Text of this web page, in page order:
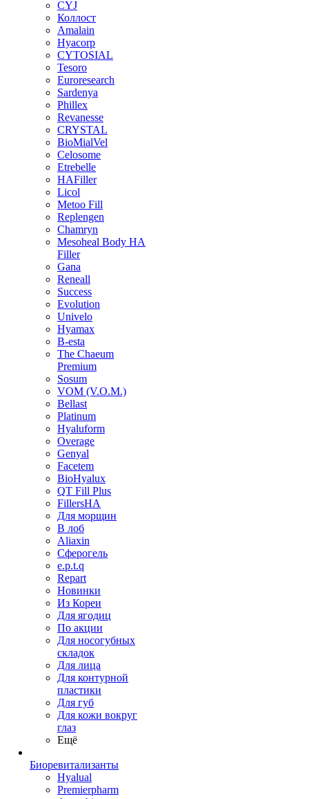
CYJ
Коллост
Amalain
Hyacorp
CYTOSIAL
Tesoro
Euroresearch
Sardenya
Phillex
Revanesse
CRYSTAL
BioMialVel
Celosome
Etrebelle
HAFiller
Licol
Metoo Fill
Replengen
Chamryn
Mesoheal Body HA
Filler
Gana
Reneall
Success
Evolution
Univelo
Hyamax
B-esta
The Chaeum
Premium
Sosum
VOM (V.O.M.)
Bellast
Platinum
Hyaluform
Overage
Genyal
Facetem
BioHyalux
QT Fill Plus
FillersHA
Для морщин
В лоб
Aliaxin
Сферогель
e.p.t.q
Repart
Новинки
Из Кореи
Для ягодиц
По акции
Для носогубных
складок
Для лица
Для контурной
пластики
Для губ
Для кожи вокруг
глаз
Ещё
Биоревитализанты
Hyalual
Premierpharm